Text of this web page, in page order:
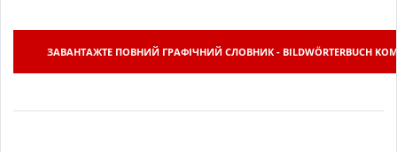
ЗАВАНТАЖТЕ ПОВНИЙ ГРАФІЧНИЙ СЛОВНИК - BILDWÖRTERBUCH